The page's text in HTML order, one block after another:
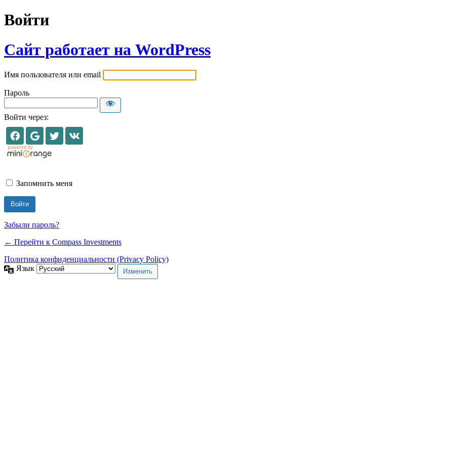
Войти
Сайт работает на WordPress
Имя пользователя или email
Пароль
Войти через:
Запомнить меня
Забыли пароль?
← Перейти к Compass Investments
Политика конфиденциальности (Privacy Policy)
Язык